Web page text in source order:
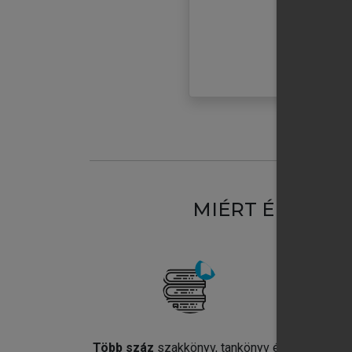
MIÉRT
Több száz szakkönyv, tankönyv és